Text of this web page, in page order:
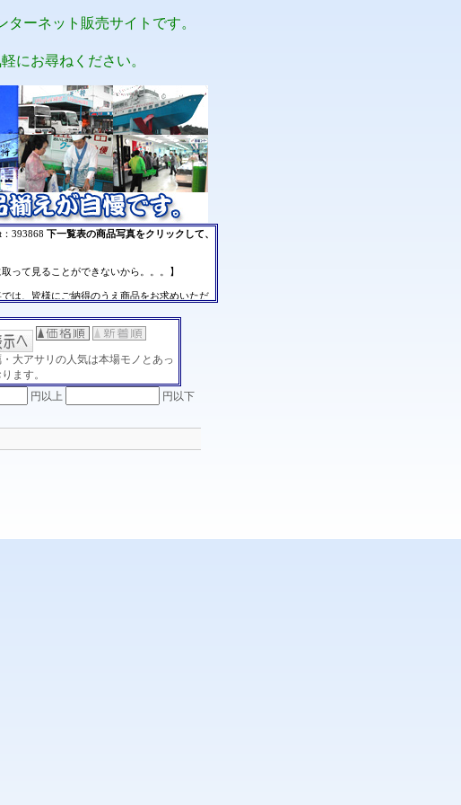
ーネット販売サイトです。
にお尋ねください。
大アサリの人気は本場モノとあっ
ます。
円以上 円以下